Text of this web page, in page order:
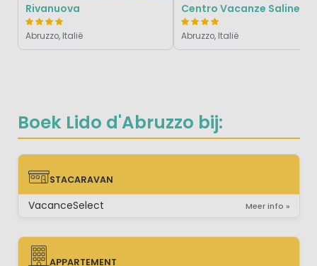
Boek Lido d'Abruzzo bij:
STACARAVAN
STACARAVAN
VacanceSelect Meer info »
APPARTEMENT
Rivanuova
Abruzzo, Italië
Centro Vacanze Salinello
Abruzzo, Italië